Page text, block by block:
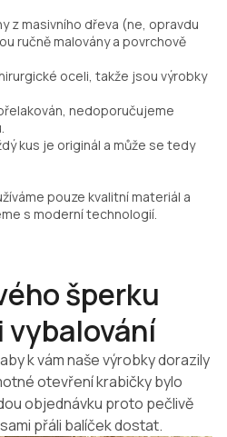
z masivního dřeva (ne, opravdu
ručně malovány a povrchově
oceli, takže jsou výrobky
nedoporučujeme
kus je originál a může se tedy
pouze kvalitní materiál a
s moderní technologií.
šperku
vybalování
k vám naše výrobky dorazily
otevření krabičky bylo
objednávku proto pečlivě
přáli balíček dostat.